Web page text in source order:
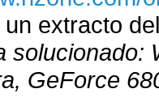
extracto
solucionado:
GeForce